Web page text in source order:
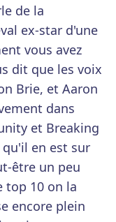
de la
ex-star d'une
vous avez
dit que les voix
Brie, et Aaron
dans
et Breaking
qu'il en est sur
être un peu
top 10 on la
encore plein